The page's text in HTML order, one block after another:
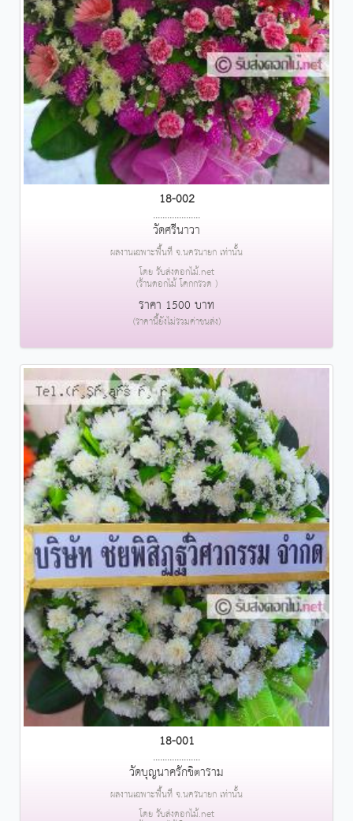
18-002
....................
วัดศรีนาวา
ผลงานเฉพาะพื้นที่ จ.นครนายก เท่านั้น
โดย รับส่งดอกไม้.net
(ร้านดอกไม้ โคกกรวด )
ราคา 1500 บาท
(ราคานี้ยังไม่รวมค่าขนส่ง)
18-001
....................
วัดบุญนาครักขิตาราม
ผลงานเฉพาะพื้นที่ จ.นครนายก เท่านั้น
โดย รับส่งดอกไม้.net